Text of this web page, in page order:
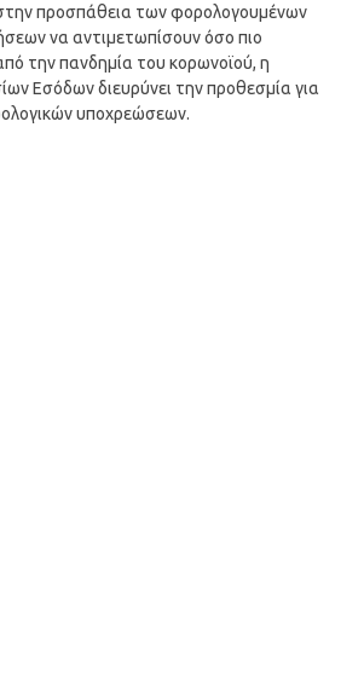
προσπάθεια των φορολογουμένων
να αντιμετωπίσουν όσο πιο
την πανδημία του κορωνοϊού, η
Εσόδων διευρύνει την προθεσμία για
υποχρεώσεων.